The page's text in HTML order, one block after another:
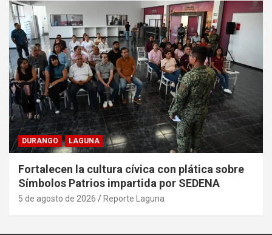
DURANGO LAGUNA
Fortalecen la cultura cívica con plática sobre
Símbolos Patrios impartida por SEDENA
5 de agosto de 2026 Reporte Laguna